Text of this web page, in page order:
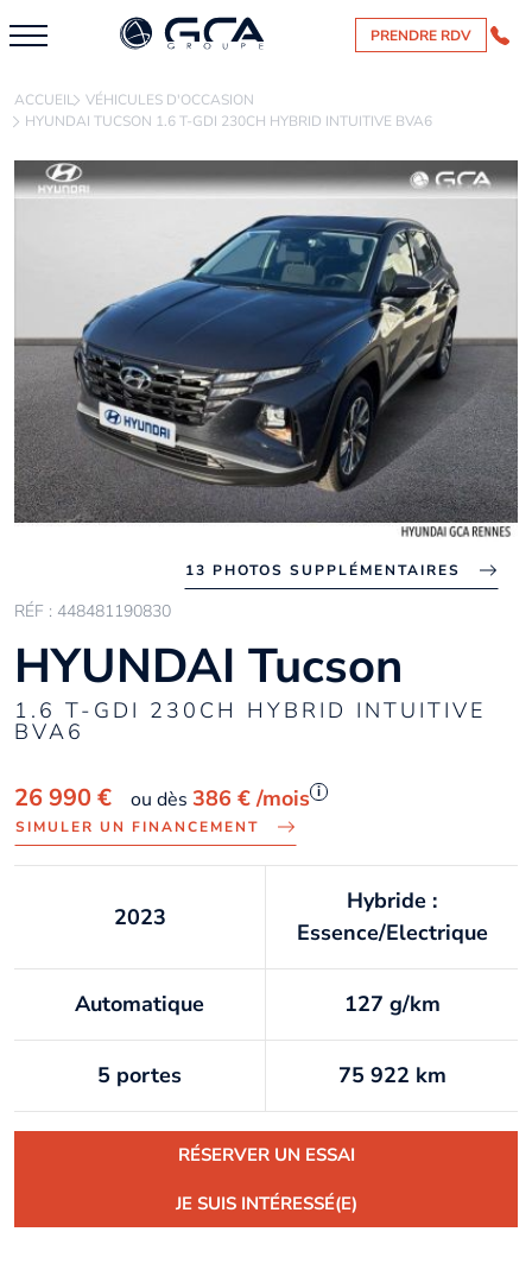
PRENDRE RDV
ACCUEIL VÉHICULES D'OCCASION
HYUNDAI TUCSON 1.6 T-GDI 230CH HYBRID INTUITIVE BVA6
13 PHOTOS SUPPLÉMENTAIRES
RÉF : 448481190830
HYUNDAI Tucson
1.6 T-GDI 230CH HYBRID INTUITIVE
BVA6
26 990 € ou dès 386 € /mois i
SIMULER UN FINANCEMENT
2023
Hybride :
Essence/Electrique
Automatique 127 g/km
5 portes 75 922 km
RÉSERVER UN ESSAI
JE SUIS INTÉRESSÉ(E)